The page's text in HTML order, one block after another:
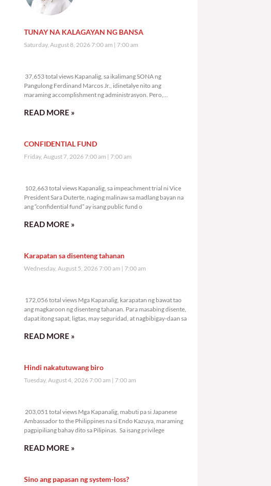
TUNAY NA KALAGAYAN NG BANSA
Saturday, August 8, 2026 7:00 am 7:00 am
37,653 total views Kapanalig, sa ikalimang SONA ng
Pangulong Ferdinand Marcos Jr., idinetalye nito ang
maraming accomplishment ng administrasyon. Pero,
READ MORE »
CONFIDENTIAL FUND
Friday, August 7, 2026 7:00 am 7:00 am
102,663 total views Kapanalig, sa impeachment trial ni Vice
President Sara Duterte, naging malinaw sa madlang bayan na
ang “confidential fund” ay isang public fund o
READ MORE »
Karapatan sa disenteng tahanan
Wednesday, August 5, 2026 7:00 am 7:00 am
172,056 total views Mga Kapanalig, karapatan ng bawat tao
ang magkaroon ng disenteng tahanan. Para masabing disente,
dapat itong sapat, ligtas, may seguridad, at nagbibigay-daan sa
READ MORE »
Hindi nakatutuwang biro
Tuesday, August 4, 2026 7:00 am 7:00 am
203,051 total views Mga Kapanalig, mabuti pa si Japanese
Ambassador to the Philippines na si Endo Kazuya, maraming
pagpipiliang bahay dito sa Pilipinas. Sa isang privilege
READ MORE »
Sino ang papasan ng system-loss?